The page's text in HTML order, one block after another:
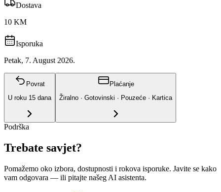
Dostava
10 KM
Isporuka
Petak, 7. August 2026.
Povrat
U roku 15 dana
Plaćanje
Žiralno · Gotovinski · Pouzeće · Kartica
Podrška
Trebate savjet?
Pomažemo oko izbora, dostupnosti i rokova isporuke. Javite se kako
vam odgovara — ili pitajte našeg AI asistenta.